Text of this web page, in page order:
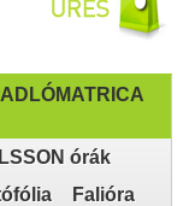
órák
Falióra